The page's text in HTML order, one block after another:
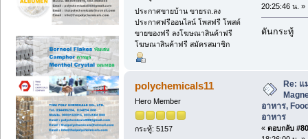
ประกาศขายบ้าน ขายรถ.ลง
ประกาศฟรีออนไลน์ โพสฟรี โพสต์
ขายของฟรี ลงโฆษณาสินค้าฟรี
โฆษณาสินค้าฟรี สมัครสมาชิก
20:25:46 น. »
ดันกระทู้
polychemicals11
Hero Member
กระทู้: 5157
Re: แ
อาหาร,
อาหาร
« ตอบกลับ